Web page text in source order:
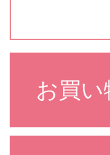
お買い